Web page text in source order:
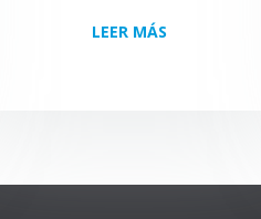
LEER MÁS